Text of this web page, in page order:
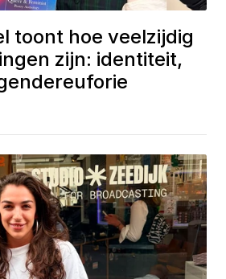
toont hoe veelzijdig
zijn: identiteit,